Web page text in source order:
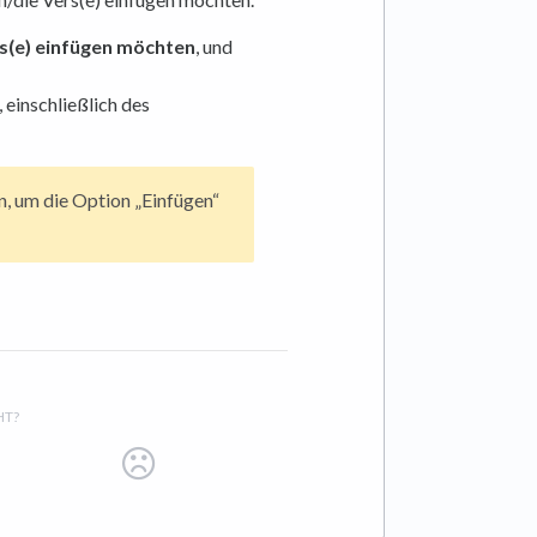
einfügen möchten, und
des
um die Option „Einfügen“